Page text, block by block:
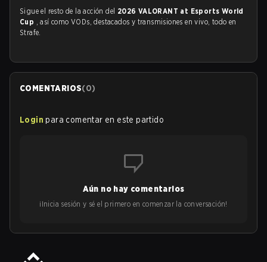
Sigue el resto de la acción del 2026 VALORANT at Esports World
Cup , así como VODs, destacados y transmisiones en vivo, todo en
Strafe.
COMENTARIOS(0)
Login para comentar en este partido
Aún no hay comentarios
¡Inicia sesión y sé el primero en comenzar la conversación!